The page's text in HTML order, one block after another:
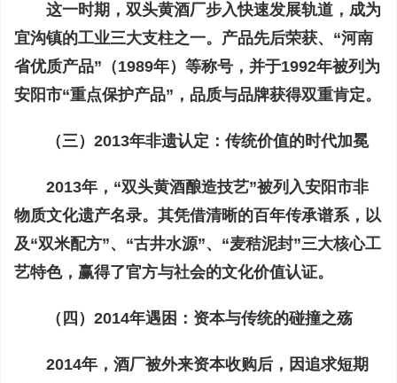
这一时期，双头黄酒厂步入快速发展轨道，成为
宜沟镇的工业三大支柱之一。产品先后荣获、“河南
省优质产品”（1989年）等称号，并于1992年被列为
安阳市“重点保护产品”，品质与品牌获得双重肯定。
（三）2013年非遗认定：传统价值的时代加冕
2013年，“双头黄酒酿造技艺”被列入安阳市非
物质文化遗产名录。其凭借清晰的百年传承谱系，以
及“双米配方”、“古井水源”、“麦秸泥封”三大核心工
艺特色，赢得了官方与社会的文化价值认证。
（四）2014年遇困：资本与传统的碰撞之殇
2014年，酒厂被外来资本收购后，因追求短期